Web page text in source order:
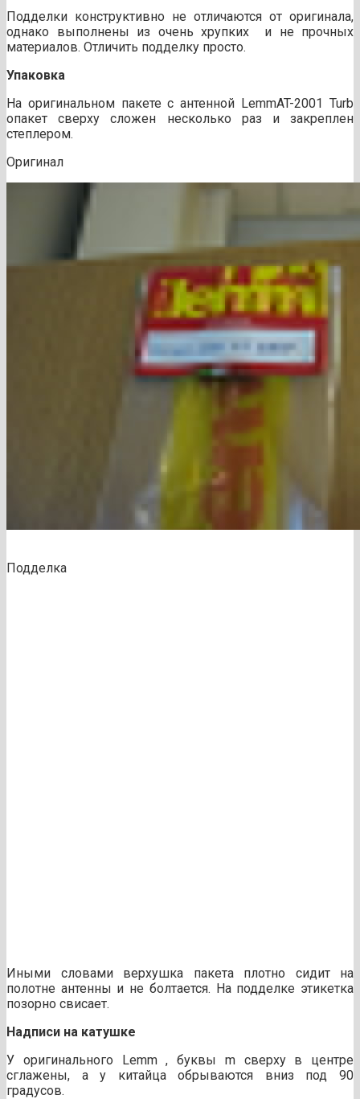
Подделки конструктивно не отличаются от оригинала,
однако выполнены из очень хрупких и не прочных
материалов. Отличить подделку просто.
Упаковка
На оригинальном пакете с антенной LemmAT-2001 Turb
oпакет сверху сложен несколько раз и закреплен
степлером.
Оригинал
Подделка
Иными словами верхушка пакета плотно сидит на
полотне антенны и не болтается. На подделке этикетка
позорно свисает.
Надписи на катушке
У оригинального Lemm , буквы m сверху в центре
сглажены, а у китайца обрываются вниз под 90
градусов.